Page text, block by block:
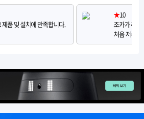
품 및 설치에 만족합니다.
★10
조카가 추천
처음 저수